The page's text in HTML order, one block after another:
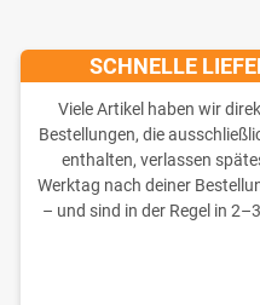
SCHNELLE
Viele Artikel haben wir
Bestellungen, die
enthalten, verlassen
Werktag nach deiner
– und sind in der Regel in